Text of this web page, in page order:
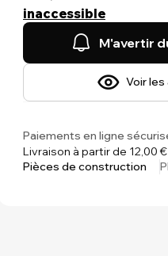
inaccessible
M'avertir
Voir
Paiements en ligne
Livraison à partir de 12,00 €
Pièces de construction